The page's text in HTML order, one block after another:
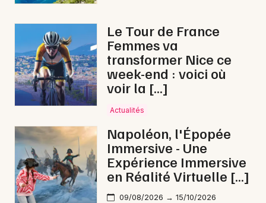
Le Tour de France
Femmes va
transformer Nice ce
week-end : voici où
voir la […]
Actualités
Napoléon, l'Épopée
Immersive - Une
Expérience Immersive
en Réalité Virtuelle […]
09/08/2026 → 15/10/2026